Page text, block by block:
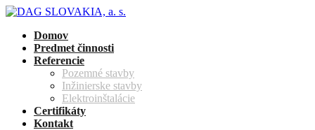
Domov
Predmet činnosti
Referencie
Pozemné stavby
Inžinierske stavby
Elektroinštalácie
Certifikáty
Kontakt